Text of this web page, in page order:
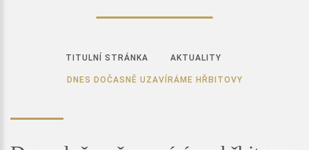
TITULNÍ STRÁNKA AKTUALITY
DNES DOČASNĚ UZAVÍRÁME HŘBITOVY